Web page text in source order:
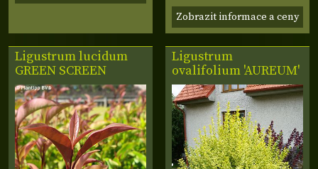
Zobrazit informace a ceny
Ligustrum lucidum
GREEN SCREEN
Ligustrum
ovalifolium 'AUREUM'